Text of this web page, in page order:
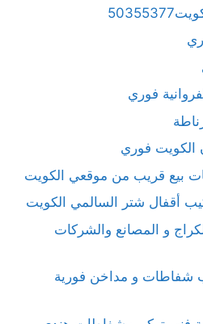
فوري
الكويت فوري
بيع قريب من موقعي الكويت
أقفال شتر السالمي الكويت
و المصانع والشركات
شفاطات و مداخن فورية